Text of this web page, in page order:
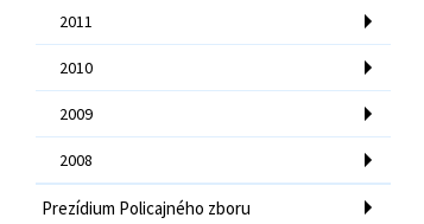
2011
2010
2009
2008
Prezídium Policajného zboru